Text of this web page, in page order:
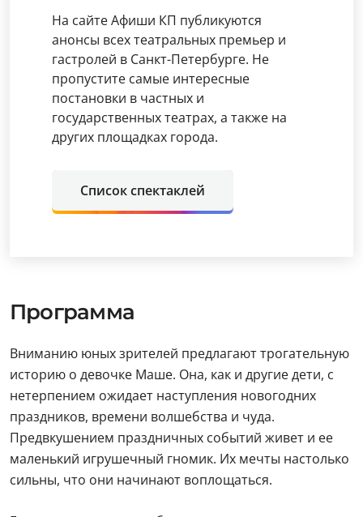
На сайте Афиши КП публикуются
анонсы всех театральных премьер и
гастролей в Санкт-Петербурге. Не
пропустите самые интересные
постановки в частных и
государственных театрах, а также на
других площадках города.
Список спектаклей
Программа
Вниманию юных зрителей предлагают трогательную
историю о девочке Маше. Она, как и другие дети, с
нетерпением ожидает наступления новогодних
праздников, времени волшебства и чуда.
Предвкушением праздничных событий живет и ее
маленький игрушечный гномик. Их мечты настолько
сильны, что они начинают воплощаться.